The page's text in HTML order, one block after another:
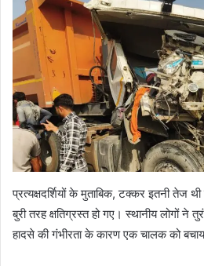
प्रत्यक्षदर्शियों के मुताबिक, टक्कर इतनी तेज
बुरी तरह क्षतिग्रस्त हो गए। स्थानीय लोगों ने
हादसे की गंभीरता के कारण एक चालक को